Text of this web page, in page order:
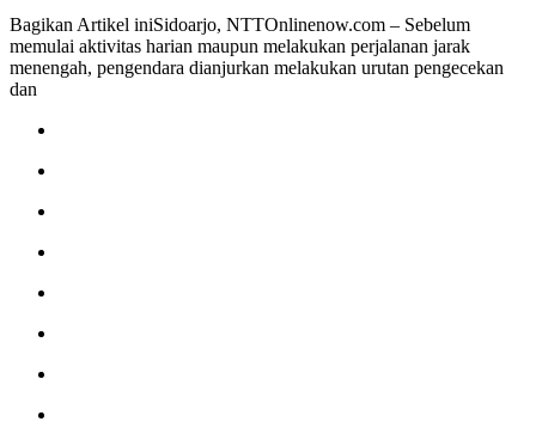
Bagikan Artikel iniSidoarjo, NTTOnlinenow.com – Sebelum
memulai aktivitas harian maupun melakukan perjalanan jarak
menengah, pengendara dianjurkan melakukan urutan pengecekan
dan